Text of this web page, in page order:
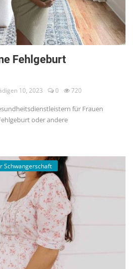
Fehlgeburt
10, 2023 0 720
für Frauen
oder andere
Schwangerschaft